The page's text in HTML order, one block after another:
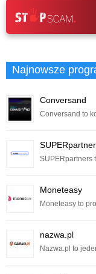
Najnowsze
Conversand
Conversand to
SUPERpartners
Moneteasy
Moneteasy to
nazwa.pl
Nazwa.pl to